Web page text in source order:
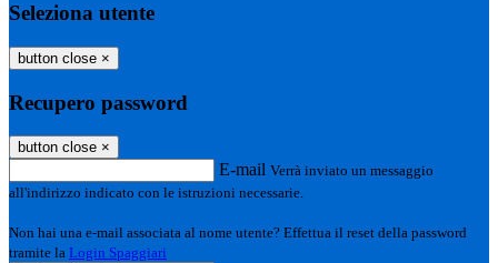
Seleziona utente
button close ×
Recupero password
button close ×
E-mail Verrà inviato un messaggio
all'indirizzo indicato con le istruzioni necessarie.
Non hai una e-mail associata al nome utente? Effettua il reset della password
tramite la Login Spaggiari